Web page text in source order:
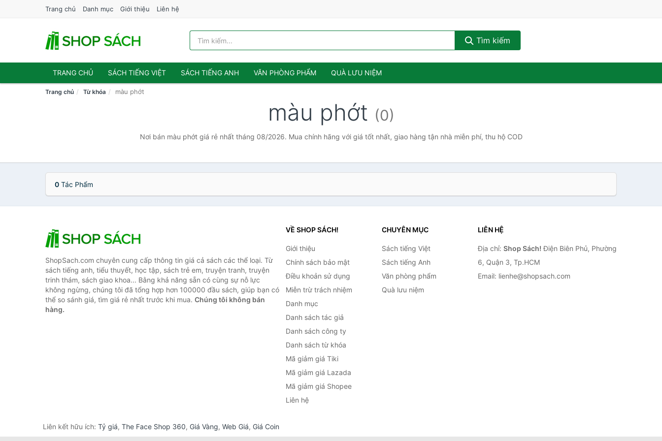
Trang chủ Danh mục Giới thiệu Liên hệ
Tìm kiếm
TRANG CHỦ SÁCH TIẾNG VIỆT SÁCH TIẾNG ANH VĂN PHÒNG PHẨM QUÀ LƯU NIỆM
Trang chủ Từ khóa màu phớt
màu phớt (0)
Nơi bán màu phớt giá rẻ nhất tháng 08/2026. Mua chính hãng với giá tốt nhất, giao hàng tận nhà miễn phí, thu hộ COD
0 Tác Phẩm
ShopSach.com chuyên cung cấp thông tin giá cả sách các thể loại. Từ
sách tiếng anh, tiểu thuyết, học tập, sách trẻ em, truyện tranh, truyện
trinh thám, sách giao khoa... Bằng khả năng sẵn có cùng sự nỗ lực
không ngừng, chúng tôi đã tổng hợp hơn 100000 đầu sách, giúp bạn có
thể so sánh giá, tìm giá rẻ nhất trước khi mua. Chúng tôi không bán
hàng.
VỀ SHOP SÁCH!
Giới thiệu
Chính sách bảo mật
Điều khoản sử dụng
Miễn trừ trách nhiệm
Danh mục
Danh sách tác giả
Danh sách công ty
Danh sách từ khóa
Mã giảm giá Tiki
Mã giảm giá Lazada
Mã giảm giá Shopee
Liên hệ
CHUYÊN MỤC
Sách tiếng Việt
Sách tiếng Anh
Văn phòng phẩm
Quà lưu niệm
LIÊN HỆ
Địa chỉ: Shop Sách! Điện Biên Phủ, Phường
6, Quận 3, Tp.HCM
Email: lienhe@shopsach.com
Liên kết hữu ích: Tỷ giá, The Face Shop 360, Giá Vàng, Web Giá, Giá Coin